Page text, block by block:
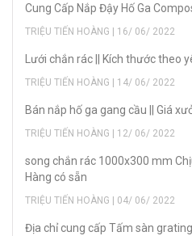
Cung Cấp Nắp Đậy Hố Ga
TRIỆU TIẾN HOÀNG | 16/ 06/ 2022
Lưới chắn rác || Kích thước theo
TRIỆU TIẾN HOÀNG | 14/ 06/ 2022
Bán nắp hố ga gang cầu || Giá
TRIỆU TIẾN HOÀNG | 12/ 06/ 2022
song chắn rác 1000x300 mm
Hàng có sẵn
TRIỆU TIẾN HOÀNG | 04/ 06/ 2022
Địa chỉ cung cấp Tấm sàn